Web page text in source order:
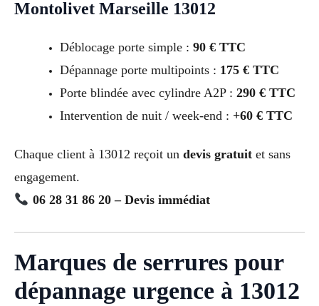
Montolivet Marseille 13012
Déblocage porte simple : 90 € TTC
Dépannage porte multipoints : 175 € TTC
Porte blindée avec cylindre A2P : 290 € TTC
Intervention de nuit / week-end : +60 € TTC
Chaque client à 13012 reçoit un devis gratuit et sans
engagement.
06 28 31 86 20 – Devis immédiat
Marques de serrures pour
dépannage urgence à 13012